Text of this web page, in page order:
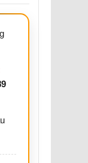
ngày trước
Hải
hoài an